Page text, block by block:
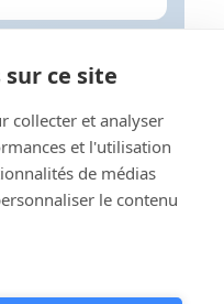
sur ce site
collecter et analyser
et l'utilisation
de médias
le contenu